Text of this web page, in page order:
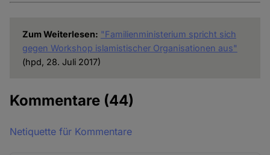
Zum Weiterlesen: "Familienministerium spricht sich
gegen Workshop islamistischer Organisationen aus"
(hpd, 28. Juli 2017)
Kommentare (44)
Netiquette für Kommentare